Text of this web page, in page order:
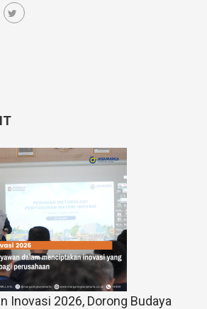
Inovasi 2026, Dorong Budaya